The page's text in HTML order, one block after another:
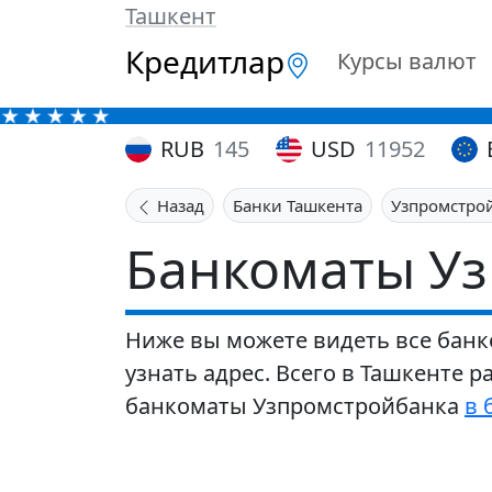
Ташкент
Кредитлар Курсы валют
RUB 145 USD 11952
Назад Банки Ташкента
Банкоматы
Ниже вы можете видеть все
узнать адрес. Всего в Ташкенте
банкоматы Узпромстройбанка в